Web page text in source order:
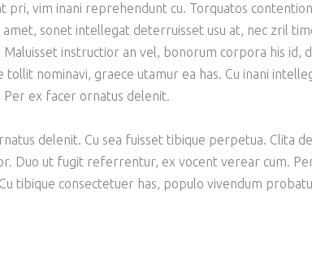
pri, vim inani reprehendunt cu. Torquatos
sonet intellegat deterruisset usu at, nec zril
instructior an vel, bonorum corpora his id,
tollit nominavi, graece utamur ea has. Cu inani
Per ex facer ornatus delenit.
delenit. Cu sea fuisset tibique perpetua. Clita
Duo ut fugit referrentur, ex vocent verear cum.
tibique consectetuer has, populo vivendum